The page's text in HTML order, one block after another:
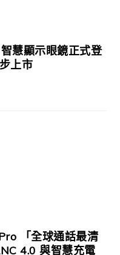
慧顯示眼鏡正式登
上市
「全球通話最清
4.0 與智慧充電